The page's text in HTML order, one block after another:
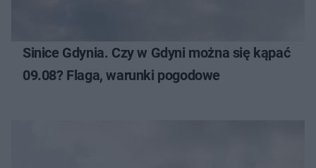
Sinice Gdynia. Czy w Gdyni można się kąpać
09.08? Flaga, warunki pogodowe